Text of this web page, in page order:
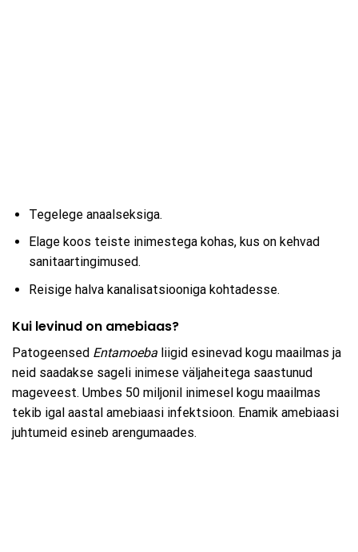
Tegelege anaalseksiga.
Elage koos teiste inimestega kohas, kus on kehvad
sanitaartingimused.
Reisige halva kanalisatsiooniga kohtadesse.
Kui levinud on amebiaas?
Patogeensed Entamoeba liigid esinevad kogu maailmas ja
neid saadakse sageli inimese väljaheitega saastunud
mageveest. Umbes 50 miljonil inimesel kogu maailmas
tekib igal aastal amebiaasi infektsioon. Enamik amebiaasi
juhtumeid esineb arengumaades.